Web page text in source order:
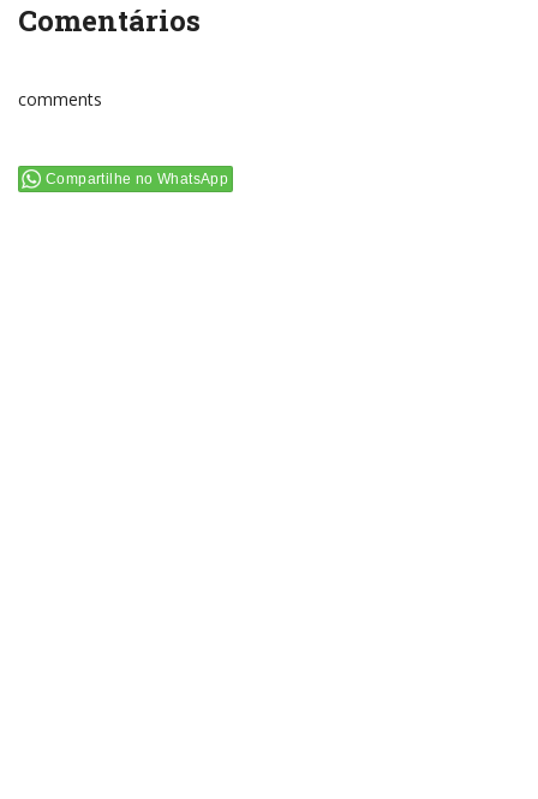
Comentários
comments
Compartilhe no WhatsApp